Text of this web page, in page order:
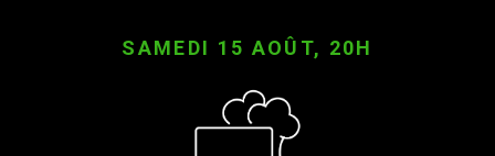
SAMEDI 15 AOÛT, 20H